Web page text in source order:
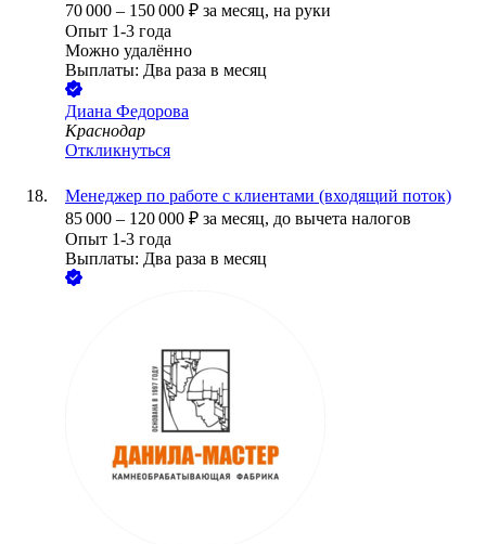
70 000 – 150 000 ₽ за месяц, на руки
Опыт 1-3 года
Можно удалённо
Выплаты: Два раза в месяц
Диана Федорова
Краснодар
Откликнуться
Менеджер по работе с клиентами (входящий поток)
85 000 – 120 000 ₽ за месяц, до вычета налогов
Опыт 1-3 года
Выплаты: Два раза в месяц